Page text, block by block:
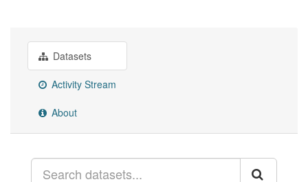
Datasets
Activity Stream
About